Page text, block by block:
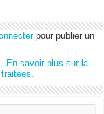
pour publier un
En savoir plus sur la